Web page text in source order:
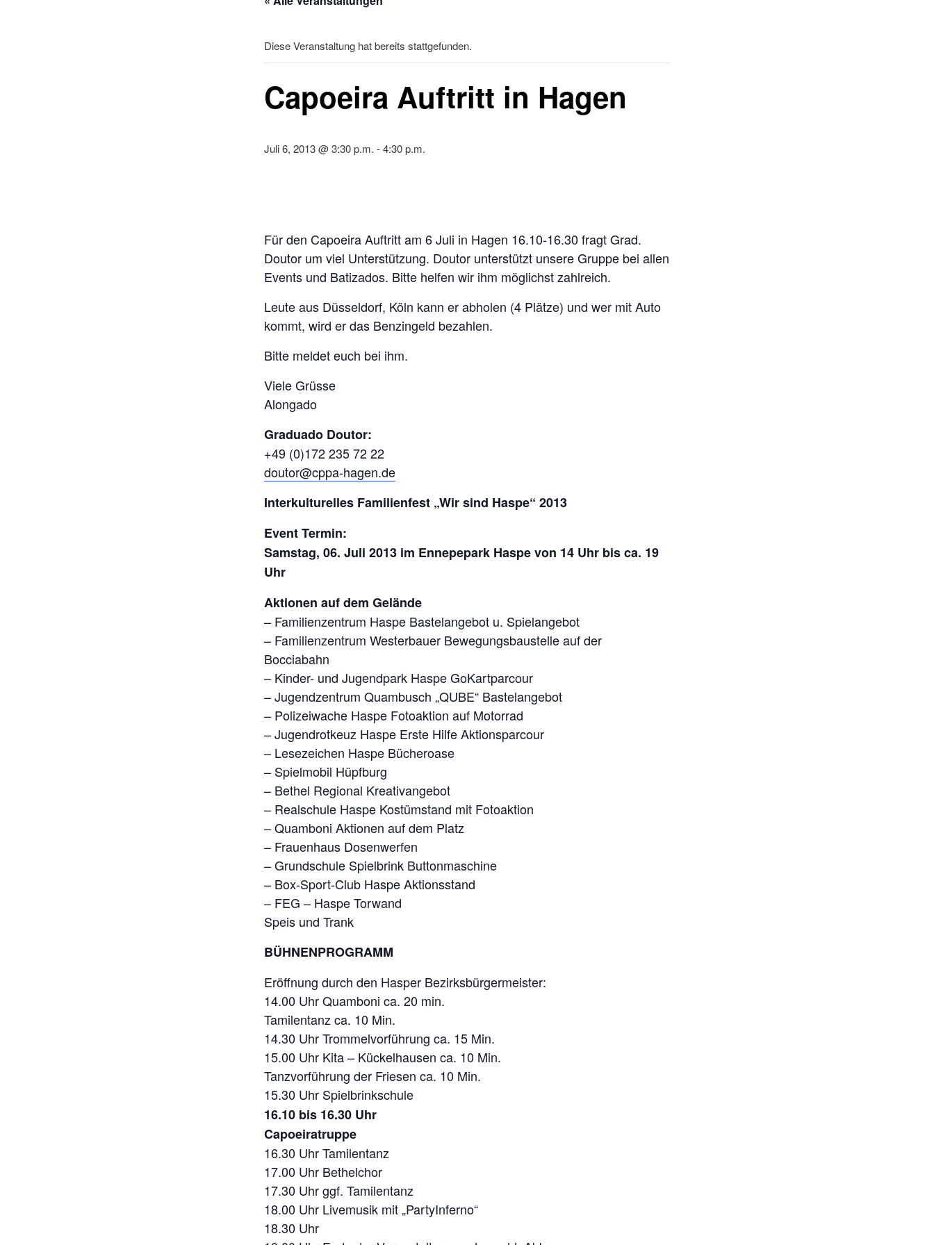
Diese Veranstaltung hat bereits stattgefunden.
Capoeira Auftritt in Hagen
Juli 6, 2013 @ 3:30 p.m. -4:30 p.m.
Für den Capoeira Auftritt am 6 Juli in Hagen 16.10-16.30 fragt Grad.
Doutor um viel Unterstützung. Doutor unterstützt unsere Gruppe bei allen
Events und Batizados. Bitte helfen wir ihm möglichst zahlreich.
Leute aus Düsseldorf, Köln kann er abholen (4 Plätze) und wer mit Auto
kommt, wird er das Benzingeld bezahlen.
Bitte meldet euch bei ihm.
Viele Grüsse
Alongado
Graduado Doutor:
+49 (0)172 235 72 22
doutor@cppa-hagen.de
Interkulturelles Familienfest „Wir sind Haspe“ 2013
Event Termin:
Samstag, 06. Juli 2013 im Ennepepark Haspe von 14 Uhr bis ca. 19
Uhr
Aktionen auf dem Gelände
– Familienzentrum Haspe Bastelangebot u. Spielangebot
– Familienzentrum Westerbauer Bewegungsbaustelle auf der
Bocciabahn
– Kinder- und Jugendpark Haspe GoKartparcour
– Jugendzentrum Quambusch „QUBE“ Bastelangebot
– Polizeiwache Haspe Fotoaktion auf Motorrad
– Jugendrotkeuz Haspe Erste Hilfe Aktionsparcour
– Lesezeichen Haspe Bücheroase
– Spielmobil Hüpfburg
– Bethel Regional Kreativangebot
– Realschule Haspe Kostümstand mit Fotoaktion
– Quamboni Aktionen auf dem Platz
– Frauenhaus Dosenwerfen
– Grundschule Spielbrink Buttonmaschine
– Box-Sport-Club Haspe Aktionsstand
– FEG – Haspe Torwand
Speis und Trank
BÜHNENPROGRAMM
Eröffnung durch den Hasper Bezirksbürgermeister:
14.00 Uhr Quamboni ca. 20 min.
Tamilentanz ca. 10 Min.
14.30 Uhr Trommelvorführung ca. 15 Min.
15.00 Uhr Kita – Kückelhausen ca. 10 Min.
Tanzvorführung der Friesen ca. 10 Min.
15.30 Uhr Spielbrinkschule
16.10 bis 16.30 Uhr
Capoeiratruppe
16.30 Uhr Tamilentanz
17.00 Uhr Bethelchor
17.30 Uhr ggf. Tamilentanz
18.00 Uhr Livemusik mit „PartyInferno“
18.30 Uhr